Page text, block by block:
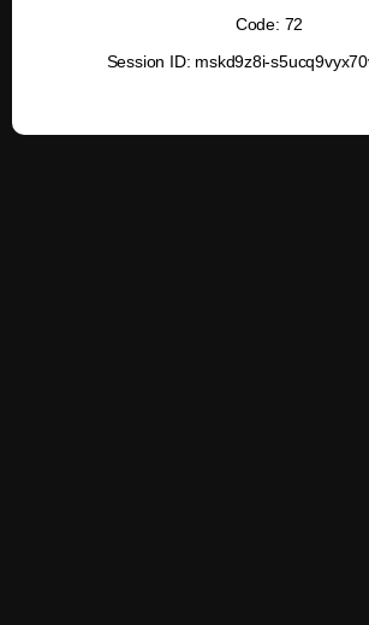
Code: 72
Session ID: mskd9z8i-